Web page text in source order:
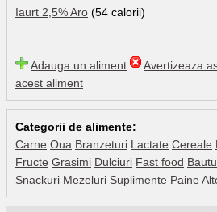
Iaurt 2,5% Aro (54 calorii)
Adauga un aliment
Avertizeaza
acest aliment
Categorii de alimente:
Carne Oua Branzeturi Lactate Cereale
Fructe Grasimi Dulciuri Fast food
Snackuri Mezeluri Suplimente Paine